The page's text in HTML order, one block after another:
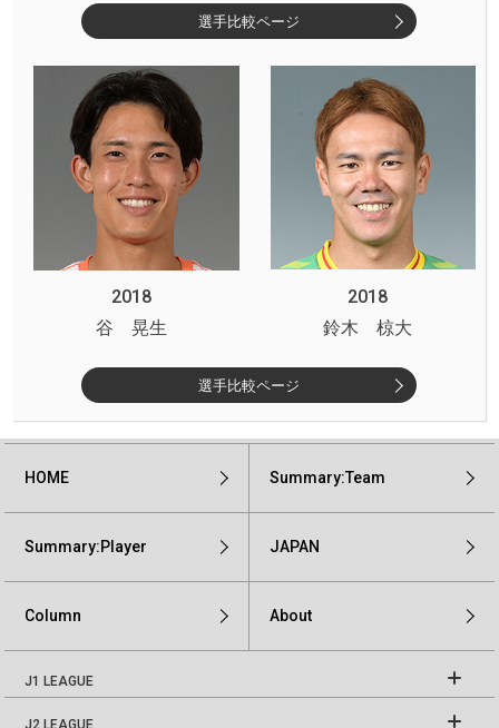
選手比較ページ
2018
2018
谷 晃生
鈴木 椋大
選手比較ページ
HOME Summary:Team
Summary:Player JAPAN
Column About
J1 LEAGUE
J2 LEAGUE